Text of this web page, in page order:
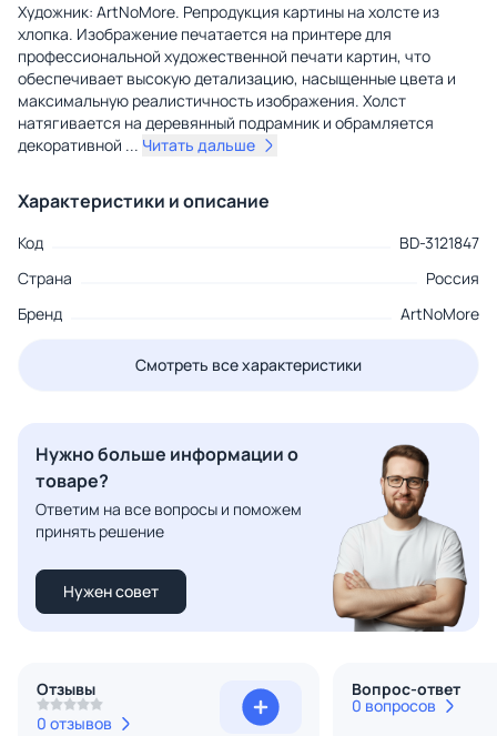
Художник: ArtNoMore. Репродукция картины на холсте из
хлопка. Изображение печатается на принтере для
профессиональной художественной печати картин, что
обеспечивает высокую детализацию, насыщенные цвета и
максимальную реалистичность изображения. Холст
натягивается на деревянный подрамник и обрамляется
декоративной ... Читать дальше
Характеристики и описание
Код
BD-3121847
Страна
Россия
Бренд
ArtNoMore
Смотреть все характеристики
Нужно больше информации о
товаре?
Ответим на все вопросы и поможем
принять решение
Нужен совет
Отзывы
0 отзывов
Вопрос-ответ
0 вопросов